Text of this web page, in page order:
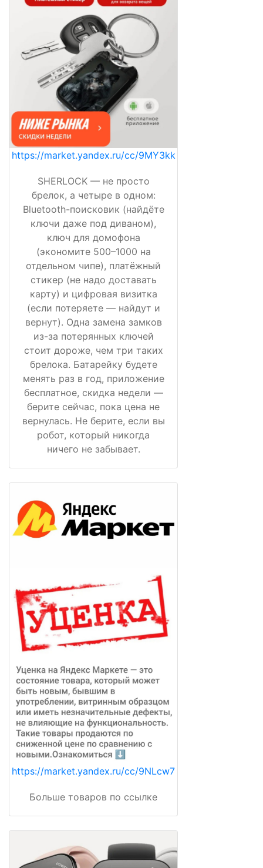
https://market.yandex.ru/cc/9MY3kk
SHERLOCK — не просто
брелок, а четыре в одном:
Bluetooth-поисковик (найдёте
ключи даже под диваном),
ключ для домофона
(экономите 500–1000 на
отдельном чипе), платёжный
стикер (не надо доставать
карту) и цифровая визитка
(если потеряете — найдут и
вернут). Одна замена замков
из-за потерянных ключей
стоит дороже, чем три таких
брелока. Батарейку будете
менять раз в год, приложение
бесплатное, скидка недели —
берите сейчас, пока цена не
вернулась. Не берите, если вы
робот, который никогда
ничего не забывает.
https://market.yandex.ru/cc/9NLcw7
Больше товаров по ссылке